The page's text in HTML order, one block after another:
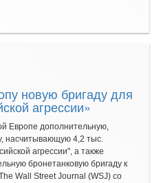
новую бригаду для
агрессии»
Европе дополнительную,
насчитывающую 4,2 тыс.
агрессии", а также
бронетанковую бригаду к
Wall Street Journal (WSJ) со